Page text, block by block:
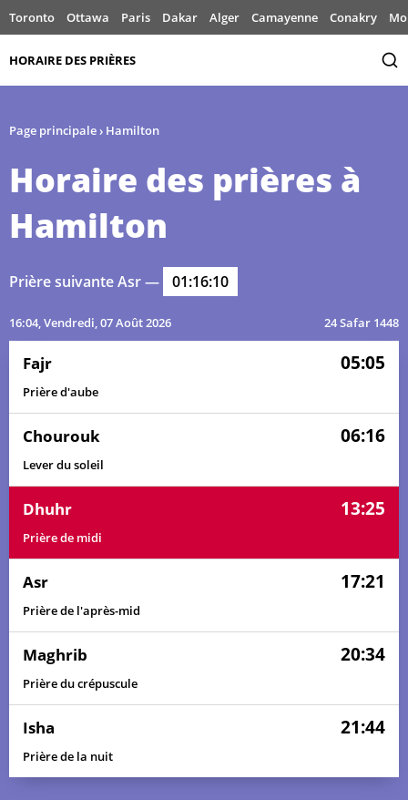
Toronto Ottawa Paris Dakar Alger Camayenne Conakry
HORAIRE DES PRIÈRES
Page principale› Hamilton
Horaire des prières à
Hamilton
Prière suivante Asr — 01:16:10
16:04, Vendredi, 07 Août 2026 24 Safar 1448
Fajr 05:05
Prière d'aube
Chourouk 06:16
Lever du soleil
Dhuhr 13:25
Prière de midi
Asr 17:21
Prière de l'après-mid
Maghrib 20:34
Prière du crépuscule
Isha 21:44
Prière de la nuit